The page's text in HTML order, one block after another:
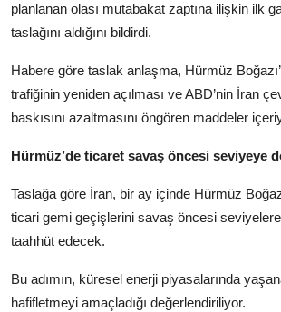
planlanan olası mutabakat zaptına ilişkin ilk
taslağını aldığını bildirdi.
Habere göre taslak anlaşma, Hürmüz
trafiğinin yeniden açılması ve ABD’nin İran
baskısını azaltmasını öngören maddeler
Hürmüz’de ticaret savaş öncesi seviyeye
Taslağa göre İran, bir ay içinde Hürmüz
ticari gemi geçişlerini savaş öncesi
taahhüt edecek.
Bu adımın, küresel enerji piyasalarında
hafifletmeyi amaçladığı değerlendiriliyor.